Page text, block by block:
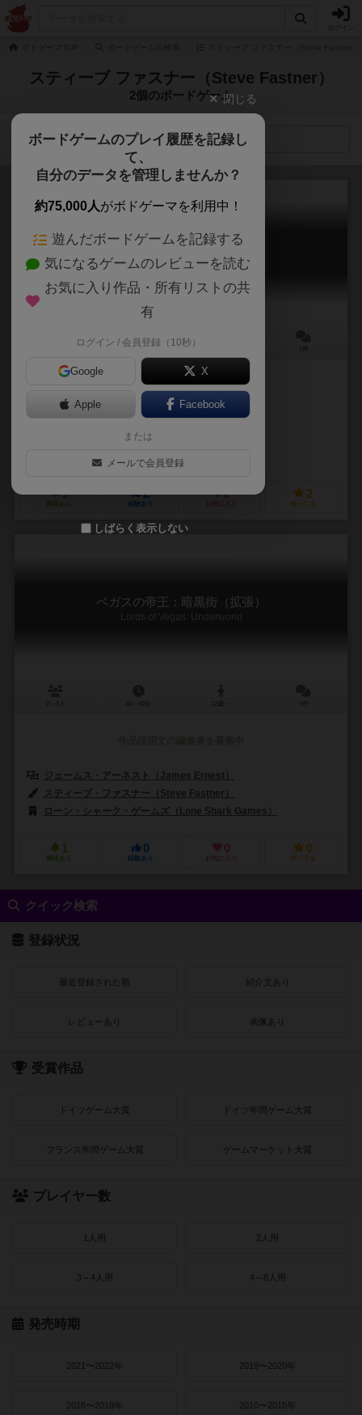
スティーブ ファスナー（Steve Fastner）
2個のボードゲーム
検索メニュー
ベガスの帝王：アップ（拡張）
Lords of Vegas: UP!
60～90分
作品説明文の編集者を募集中
ジェームス・アーネスト（James Ernest）
スティーブ・ファスナー（Steve Fastner）
メイフェア ゲームズ（Mayfair Games）
1
興味あり
2
経験あり
2 2
持ってる
ベガスの帝王：暗黒街（拡張）
Lords of Vegas: Underworld
ジェームス・アーネスト（James Ernest）
スティーブ・ファスナー（Steve Fastner）
ローン・シャーク・ゲームズ（Lone Shark Games）
1
興味あり
0
経験あり
0
お気に入り
0
持ってる
クイック検索
登録状況
最近登録された順 紹介文あり
レビューあり 画像あり
受賞作品
ドイツゲーム大賞 ドイツ年間ゲーム大賞
フランス年間ゲーム大賞 ゲームマーケット大賞
プレイヤー数
1人用 2人用
3～4人用 4～8人用
発売時期
2021〜2022年 2019〜2020年
2016〜2018年 2010〜2015年
閉じる
ボードゲームのプレイ履歴を記録し
て、
自分のデータを管理しませんか？
約75,000人がボドゲーマを利用中！
遊んだボードゲームを記録する
気になるゲームのレビューを読む
お気に入り作品・所有リストの共
有
ログイン / 会員登録（10秒）
Google X
Apple Facebook
または
メールで会員登録
しばらく表示しない